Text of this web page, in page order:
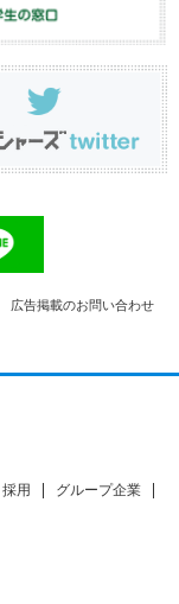
広告掲載のお問い合わせ
採用
グループ企業